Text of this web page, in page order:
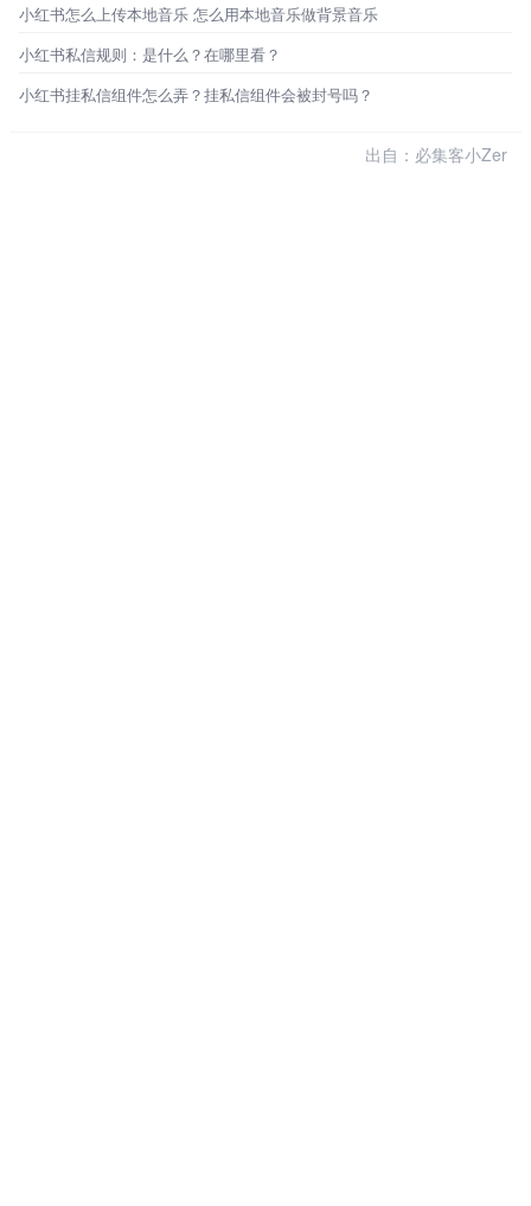
小红书怎么上传本地音乐 怎么用本地音乐做背景音乐
小红书私信规则：是什么？在哪里看？
小红书挂私信组件怎么弄？挂私信组件会被封号吗？
出自：必集客小Zer